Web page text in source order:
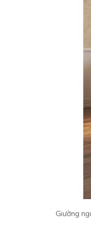
Giường